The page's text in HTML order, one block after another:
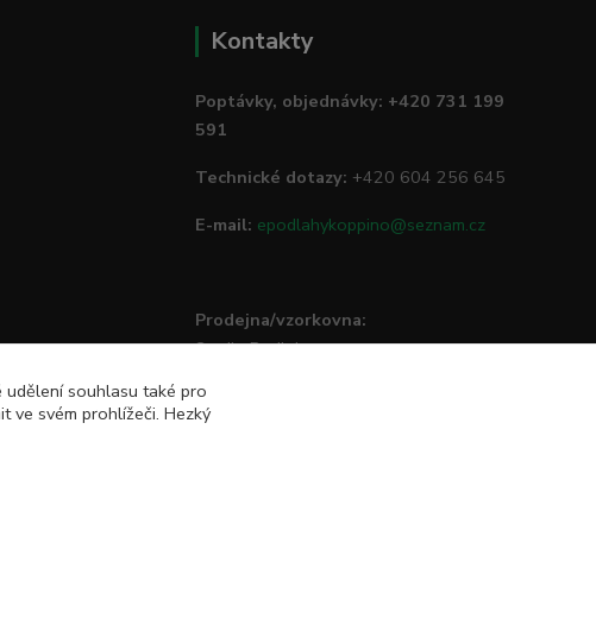
Kontakty
Poptávky, objednávky: +420 731 199
591
Technické dotazy: +420 604 256 645
E-mail: epodlahykoppino@seznam.cz
Prodejna/vzorkovna:
Studio Podlah
74801 Hlučín
udělení souhlasu také pro
ve svém prohlížeči. Hezký